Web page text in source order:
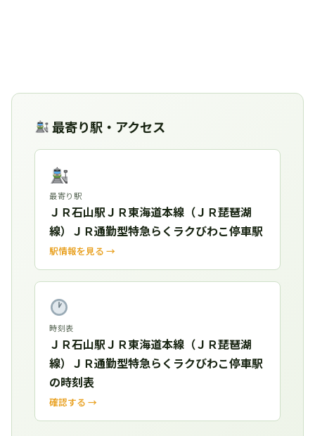
最寄り駅・アクセス
最寄り駅
ＪＲ石山駅ＪＲ東海道本線（ＪＲ琵琶湖
線）ＪＲ通勤型特急らくラクびわこ停車駅
駅情報を見る →
時刻表
ＪＲ石山駅ＪＲ東海道本線（ＪＲ琵琶湖
線）ＪＲ通勤型特急らくラクびわこ停車駅
の時刻表
確認する →